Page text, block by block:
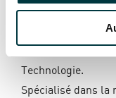
Julien Choteau,
,
partage son
Technologie.
Spécialisé dans la